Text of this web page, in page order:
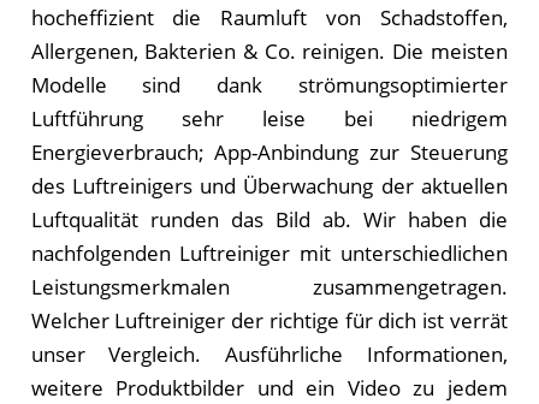
hocheffizient die Raumluft von Schadstoffen,
Allergenen, Bakterien & Co. reinigen. Die meisten
Modelle sind dank strömungsoptimierter
Luftführung sehr leise bei niedrigem
Energieverbrauch; App-Anbindung zur Steuerung
des Luftreinigers und Überwachung der aktuellen
Luftqualität runden das Bild ab. Wir haben die
nachfolgenden Luftreiniger mit unterschiedlichen
Leistungsmerkmalen zusammengetragen.
Welcher Luftreiniger der richtige für dich ist verrät
unser Vergleich. Ausführliche Informationen,
weitere Produktbilder und ein Video zu jedem